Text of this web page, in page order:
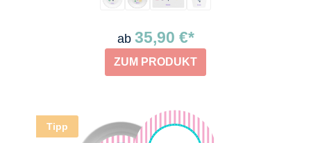
ab 35,90 €*
ZUM PRODUKT
Tipp